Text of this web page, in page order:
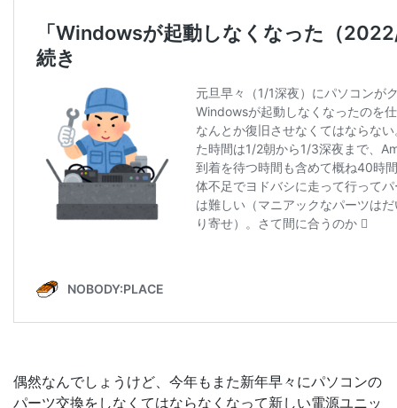
偶然なんでしょうけど、今年もまた新年早々にパソコンの
パーツ交換をしなくてはならなくなって新しい電源ユニッ